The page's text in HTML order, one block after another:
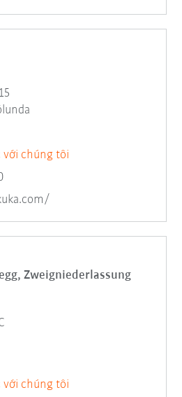
với chúng tôi
Zweigniederlassung
với chúng tôi